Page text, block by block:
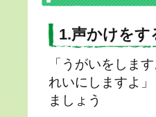
1.声かけをす
「うがいをしま
れいにしますよ
ましょう